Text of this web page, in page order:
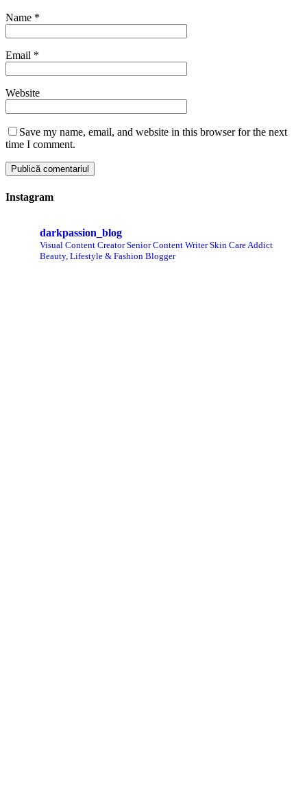
Name *
Email *
Website
Save my name, email, and website in this browser for the next
time I comment.
Instagram
darkpassion_blog
Visual Content CreatorSenior Content WriterSkin Care Addict
Beauty, Lifestyle & Fashion Blogger